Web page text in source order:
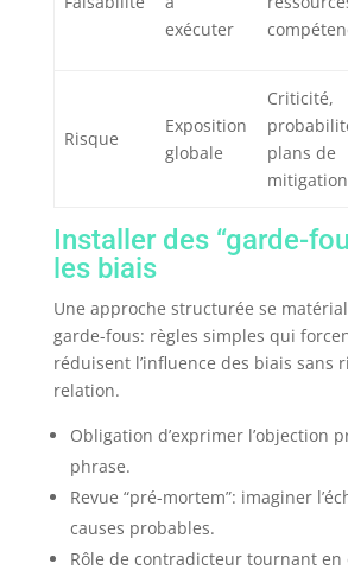
exécuter
Risque
Exposition
globale
Criticité,
plans de
mitigation
Installer des “garde-
les biais
Une approche structurée se
garde-fous: règles simples qui
réduisent l’influence des biais sans
relation.
Obligation d’exprimer l’objection
phrase.
Revue “pré-mortem”: imaginer
causes probables.
Rôle de contradicteur tournant en